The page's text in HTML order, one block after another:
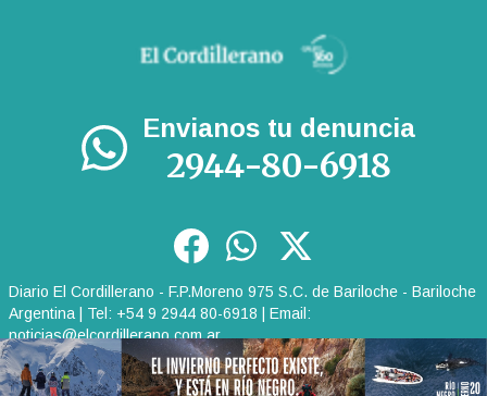
Envianos tu denuncia
2944-80-6918
Diario El Cordillerano - F.P.Moreno 975 S.C. de Bariloche - Bariloche
Argentina | Tel: +54 9 2944 80-6918 | Email:
noticias@elcordillerano.com.ar
RSS|Media Kit|Políticas de Privacidad|Archivo